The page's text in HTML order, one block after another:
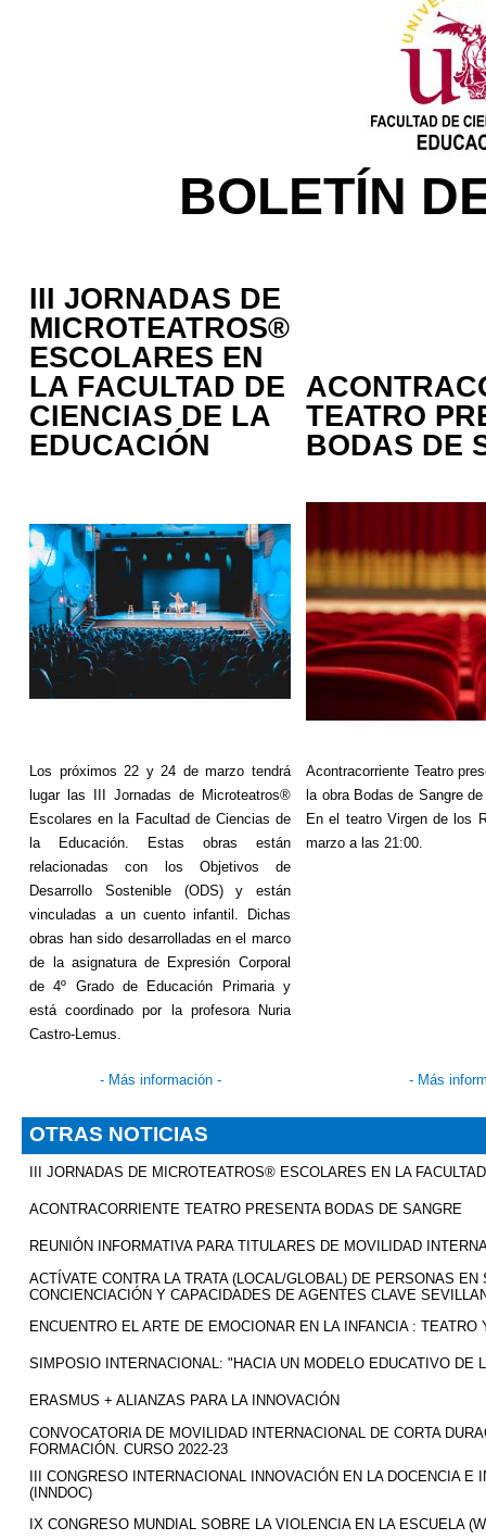
BOLETÍN
III JORNADAS DE
MICROTEATROS®
ESCOLARES EN
LA FACULTAD DE
CIENCIAS DE LA
EDUCACIÓN
TEATRO
BODAS DE
Los próximos 22 y 24 de marzo tendrá
lugar las III Jornadas de Microteatros®
Escolares en la Facultad de Ciencias de
la Educación. Estas obras están
relacionadas con los Objetivos de
Desarrollo Sostenible (ODS) y están
vinculadas a un cuento infantil. Dichas
obras han sido desarrolladas en el marco
de la asignatura de Expresión Corporal
de 4º Grado de Educación Primaria y
está coordinado por la profesora Nuria
Castro-Lemus.
Acontracorriente Teatro
la obra Bodas de Sangre
En el teatro Virgen de los
marzo a las 21:00.
- Más información- - Más
OTRAS NOTICIAS
III JORNADAS DE MICROTEATROS® ESCOLARES EN LA
ACONTRACORRIENTE TEATRO PRESENTA BODAS DE SANGRE
REUNIÓN INFORMATIVA PARA TITULARES DE MOVILIDAD
ACTÍVATE CONTRA LA TRATA (LOCAL/GLOBAL) DE PERSONAS
CONCIENCIACIÓN Y CAPACIDADES DE AGENTES CLAVE
ENCUENTRO EL ARTE DE EMOCIONAR EN LA INFANCIA :
SIMPOSIO INTERNACIONAL: "HACIA UN MODELO EDUCATIVO DE
ERASMUS + ALIANZAS PARA LA INNOVACIÓN
CONVOCATORIA DE MOVILIDAD INTERNACIONAL DE CORTA
FORMACIÓN. CURSO 2022-23
III CONGRESO INTERNACIONAL INNOVACIÓN EN LA DOCENCIA
(INNDOC)
IX CONGRESO MUNDIAL SOBRE LA VIOLENCIA EN LA ESCUELA